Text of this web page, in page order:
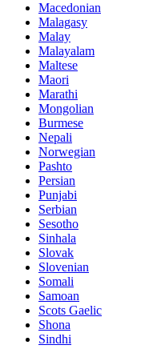
Macedonian
Malagasy
Malay
Malayalam
Maltese
Maori
Marathi
Mongolian
Burmese
Nepali
Norwegian
Pashto
Persian
Punjabi
Serbian
Sesotho
Sinhala
Slovak
Slovenian
Somali
Samoan
Scots Gaelic
Shona
Sindhi